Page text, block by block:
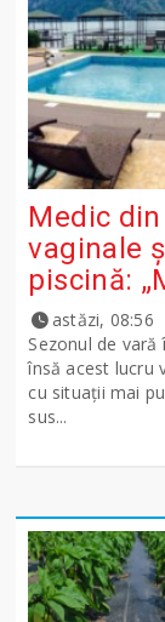
Medic
vaginale
piscină:
astăzi, 08:56
Sezonul de
însă acest lucru
cu situații mai
sus...